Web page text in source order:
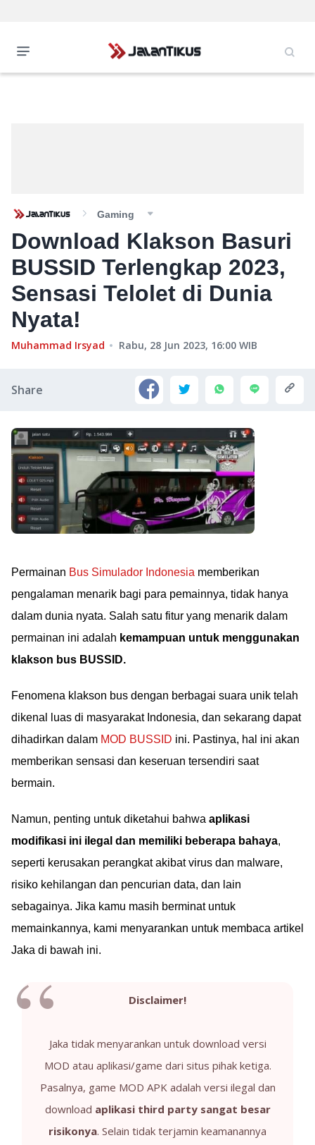
Gaming
Download Klakson Basuri
BUSSID Terlengkap 2023,
Sensasi Telolet di Dunia
Nyata!
Muhammad Irsyad Rabu, 28 Jun 2023, 16:00 WIB
Share
Permainan Bus Simulador Indonesia memberikan
pengalaman menarik bagi para pemainnya, tidak hanya
dalam dunia nyata. Salah satu fitur yang menarik dalam
permainan ini adalah kemampuan untuk menggunakan
klakson bus BUSSID.
Fenomena klakson bus dengan berbagai suara unik telah
dikenal luas di masyarakat Indonesia, dan sekarang dapat
dihadirkan dalam MOD BUSSID ini. Pastinya, hal ini akan
memberikan sensasi dan keseruan tersendiri saat
bermain.
Namun, penting untuk diketahui bahwa aplikasi
modifikasi ini ilegal dan memiliki beberapa bahaya,
seperti kerusakan perangkat akibat virus dan malware,
risiko kehilangan dan pencurian data, dan lain
sebagainya. Jika kamu masih berminat untuk
memainkannya, kami menyarankan untuk membaca artikel
Jaka di bawah ini.
Disclaimer!
Jaka tidak menyarankan untuk download versi
MOD atau aplikasi/game dari situs pihak ketiga.
Pasalnya, game MOD APK adalah versi ilegal dan
download aplikasi third party sangat besar
risikonya. Selain tidak terjamin keamanannya